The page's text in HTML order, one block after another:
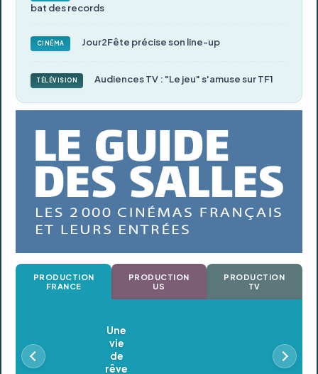
bat des records
CINÉMA Jour2Fête précise son line-up
TÉLÉVISION Audiences TV : "Le jeu" s'amuse sur TF1
PRODUCTION
FRANCE
PRODUCTION
US
PRODUCTION
TV
Oldeupe
En postproduction